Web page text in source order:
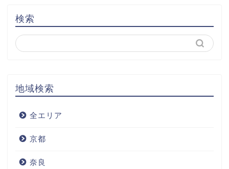
検索
地域検索
全エリア
京都
奈良